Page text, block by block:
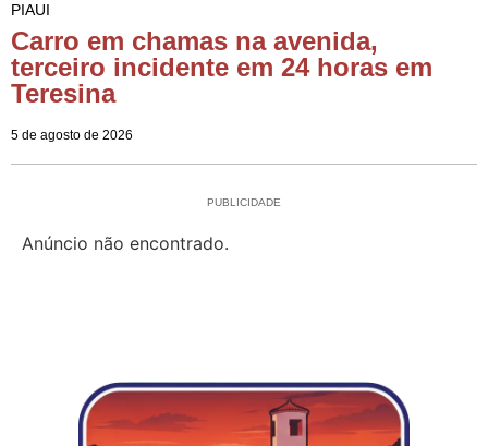
PIAUI
Carro em chamas na avenida,
terceiro incidente em 24 horas em
Teresina
5 de agosto de 2026
PUBLICIDADE
Anúncio não encontrado.